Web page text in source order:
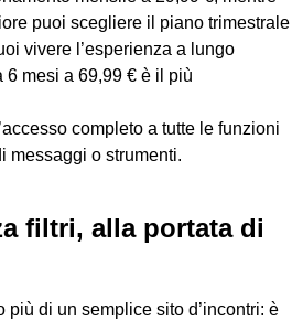
puoi scegliere il piano trimestrale
vivere l’esperienza a lungo
6 mesi a 69,99 € è il più
completo a tutte le funzioni
messaggi o strumenti.
filtri, alla portata di
più di un semplice sito d’incontri: è